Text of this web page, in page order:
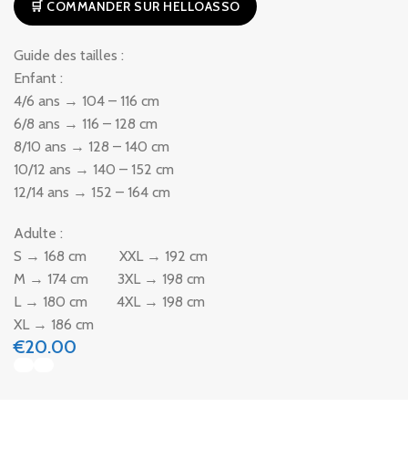
🛒 COMMANDER SUR HELLOASSO
Guide des tailles :
Enfant :
4/6 ans → 104 – 116 cm
6/8 ans → 116 – 128 cm
8/10 ans → 128 – 140 cm
10/12 ans → 140 – 152 cm
12/14 ans → 152 – 164 cm
Adulte :
S → 168 cm XXL → 192 cm
M → 174 cm 3XL → 198 cm
L → 180 cm 4XL → 198 cm
XL → 186 cm
€20.00